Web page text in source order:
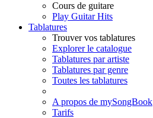
Cours de guitare
Play Guitar Hits
Tablatures
Trouver vos tablatures
Explorer le catalogue
Tablatures par artiste
Tablatures par genre
Toutes les tablatures
A propos de mySongBook
Tarifs